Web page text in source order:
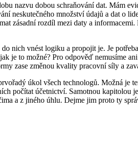
nazvu dobou schraňování dat. Mám
neskutečného množství údajů a dat o
zásadní rozdíl mezi daty a
nich vnést logiku a propojit je. Je
je to možné? Pro odpověď nemusíme
zase změnou kvality pracovní síly a
úkol všech technologů. Možná je
počítat účetnictví. Samotnou
a z jiného úhlu. Dejme jim proto ty